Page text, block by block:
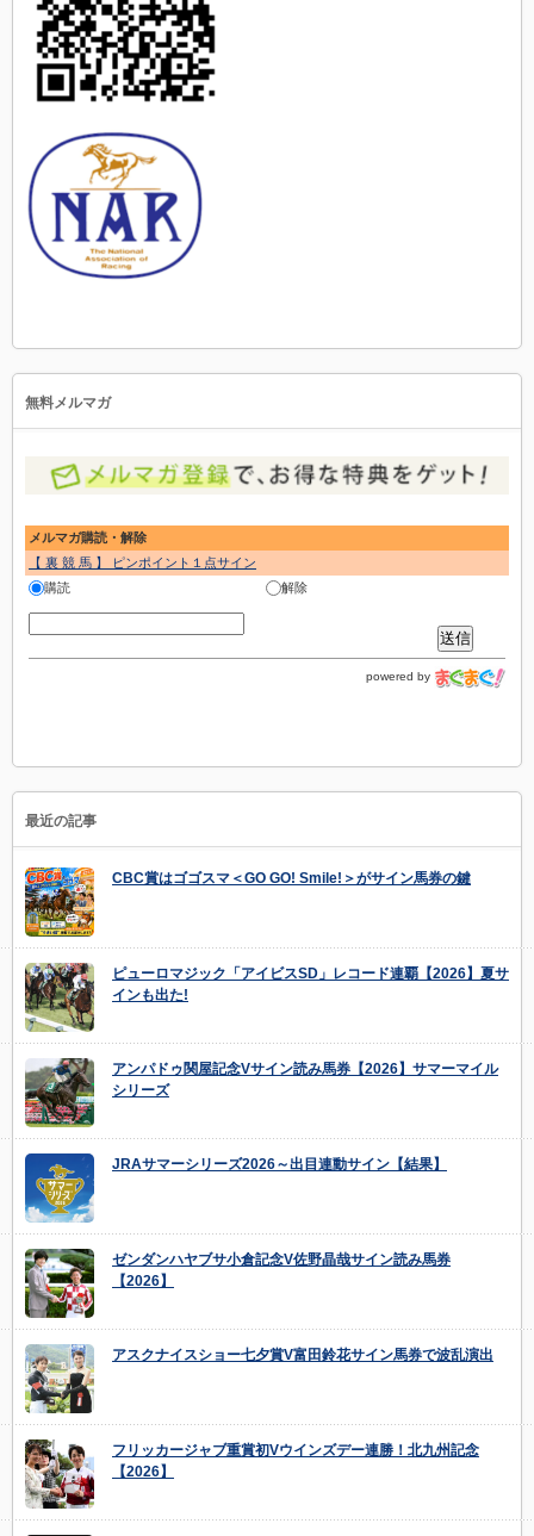
無料メルマガ
メルマガ購読・解除
【 裏 競 馬 】 ピンポイント１点サイン
購読
解除
powered by
最近の記事
CBC賞はゴゴスマ＜GO GO! Smile!＞がサイン馬券の鍵
ピューロマジック「アイビスSD」レコード連覇【2026】夏サ
インも出た!
アンパドゥ関屋記念Vサイン読み馬券【2026】サマーマイル
シリーズ
JRAサマーシリーズ2026～出目連動サイン【結果】
ゼンダンハヤブサ小倉記念V佐野晶哉サイン読み馬券
【2026】
アスクナイスショー七夕賞V富田鈴花サイン馬券で波乱演出
フリッカージャブ重賞初Vウインズデー連勝！北九州記念
【2026】